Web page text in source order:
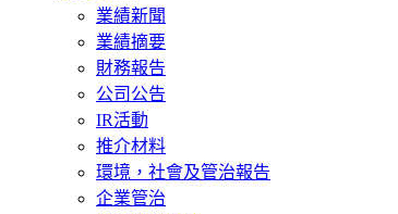
業績新聞
業績摘要
財務報告
公司公告
IR活動
推介材料
環境，社會及管治報告
企業管治